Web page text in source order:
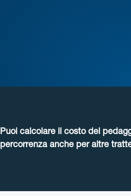
Puoi calcolare il costo del
percorrenza anche per altre